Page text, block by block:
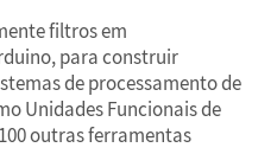
filtros em
para construir
de processamento de
Unidades Funcionais de
outras ferramentas